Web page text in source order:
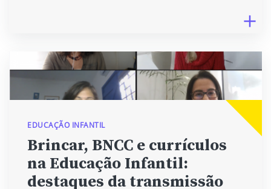
EDUCAÇÃO INFANTIL
Brincar, BNCC e currículos
na Educação Infantil:
destaques da transmissão